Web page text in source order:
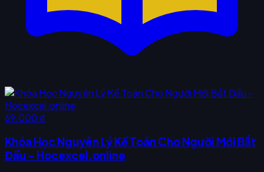
69.000 ₫
Khóa Học Nguyên Lý Kế Toán Cho Người Mới Bắt
Đầu - Hocexcel.online